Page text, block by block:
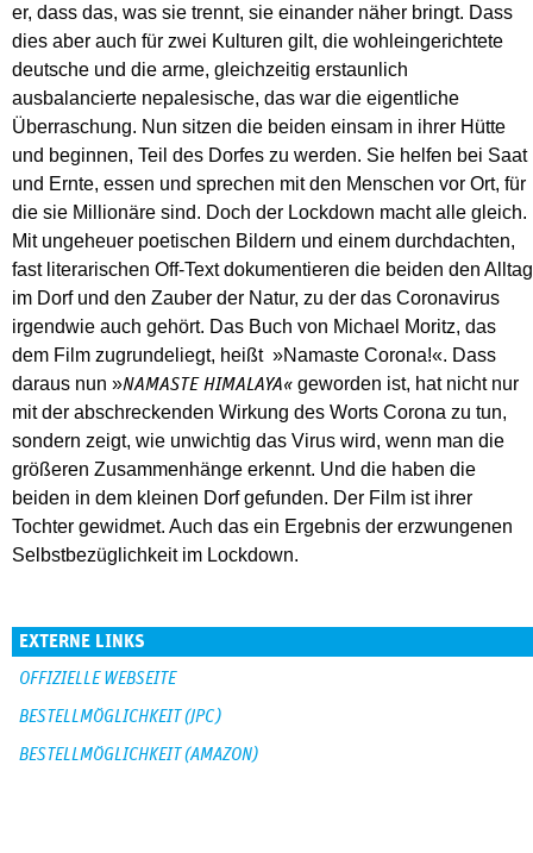
er, dass das, was sie trennt, sie einander näher bringt. Dass
dies aber auch für zwei Kulturen gilt, die wohleingerichtete
deutsche und die arme, gleichzeitig erstaunlich
ausbalancierte nepalesische, das war die eigentliche
Überraschung. Nun sitzen die beiden einsam in ihrer Hütte
und beginnen, Teil des Dorfes zu werden. Sie helfen bei Saat
und Ernte, essen und sprechen mit den Menschen vor Ort, für
die sie Millionäre sind. Doch der Lockdown macht alle gleich.
Mit ungeheuer poetischen Bildern und einem durchdachten,
fast literarischen Off-Text dokumentieren die beiden den Alltag
im Dorf und den Zauber der Natur, zu der das Coronavirus
irgendwie auch gehört. Das Buch von Michael Moritz, das
dem Film zugrundeliegt, heißt »Namaste Corona!«. Dass
daraus nun »NAMASTE HIMALAYA« geworden ist, hat nicht nur
mit der abschreckenden Wirkung des Worts Corona zu tun,
sondern zeigt, wie unwichtig das Virus wird, wenn man die
größeren Zusammenhänge erkennt. Und die haben die
beiden in dem kleinen Dorf gefunden. Der Film ist ihrer
Tochter gewidmet. Auch das ein Ergebnis der erzwungenen
Selbstbezüglichkeit im Lockdown.
EXTERNE LINKS
OFFIZIELLE WEBSEITE
BESTELLMÖGLICHKEIT (JPC)
BESTELLMÖGLICHKEIT (AMAZON)